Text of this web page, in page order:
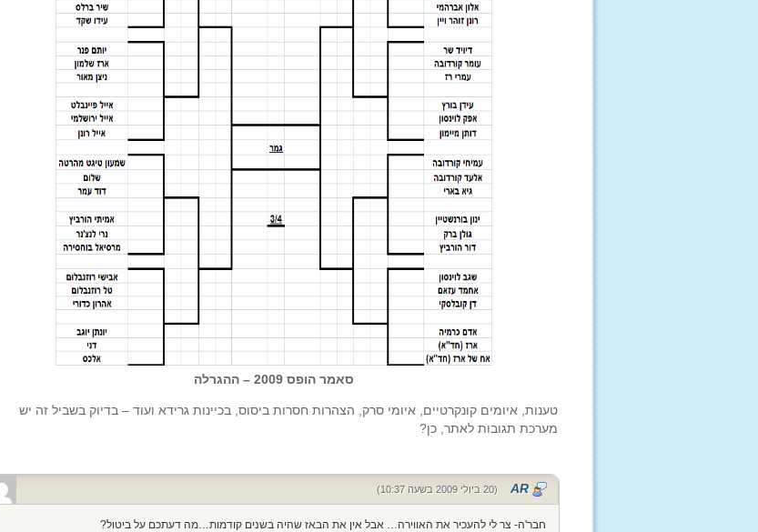
סאמר הופס 2009 – ההגרלה
טענות, איומים קונקרטיים, איומי סרק, הצהרות חסרות ביסוס, בכיינות גרידא ועוד – בדיוק בשביל זה יש
מערכת תגובות לאתר, כן?
AR (20 ביולי 2009 בשעה 10:37)
חבר'ה- צר לי להעכיר את האווירה… אבל אין את הבאז שהיה בשנים קודמות…מה דעתכם על ביטול?